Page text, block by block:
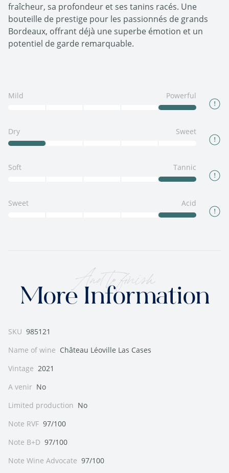
fraîcheur, sa profondeur et ses tanins racés. Une
bouteille de prestige pour les passionnés de grands
Bordeaux, offrant déjà une superbe émotion et un
potentiel de garde remarquable.
Mild Powerful
Dry Sweet
Soft Tannic
Sweet Acid
And to finish
More Information
SKU 985121
Name of wine Château Léoville Las Cases
Vintage 2021
A venir No
Limited production No
Note RVF 97/100
Note B+D 97/100
Note Wine Advocate 97/100